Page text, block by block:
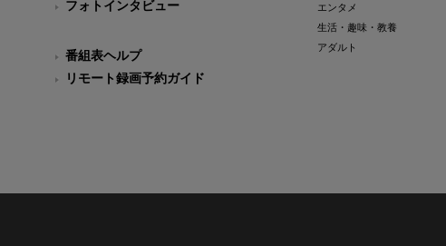
フォトインタビュー
番組表ヘルプ
リモート録画予約ガイド
エンタメ
生活・趣味・教養
アダルト